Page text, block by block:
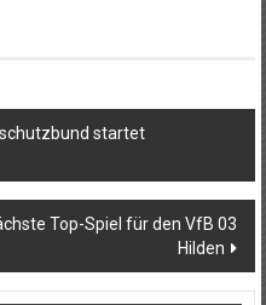
startet
Top-Spiel für den VfB 03
Hilden